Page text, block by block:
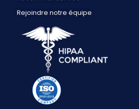
Rejoindre notre équipe